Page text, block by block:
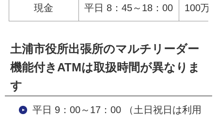
現金 平日 8：45～18：00 100万
土浦市役所出張所のマルチリーダー
機能付きATMは取扱時間が異なりま
す
平日 9：00～17：00 （土日祝日は利用